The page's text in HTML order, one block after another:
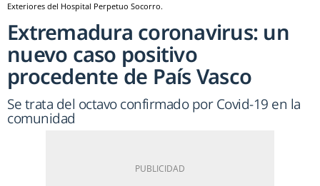
Exteriores del Hospital Perpetuo Socorro.
Extremadura coronavirus: un
nuevo caso positivo
procedente de País Vasco
Se trata del octavo confirmado por Covid-19 en la
comunidad